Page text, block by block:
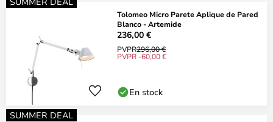
Tolomeo Micro Parete Aplique de Pared
Blanco - Artemide
236,00 €
PVPR296,00 €
PVPR -60,00 €
En stock
SUMMER DEAL